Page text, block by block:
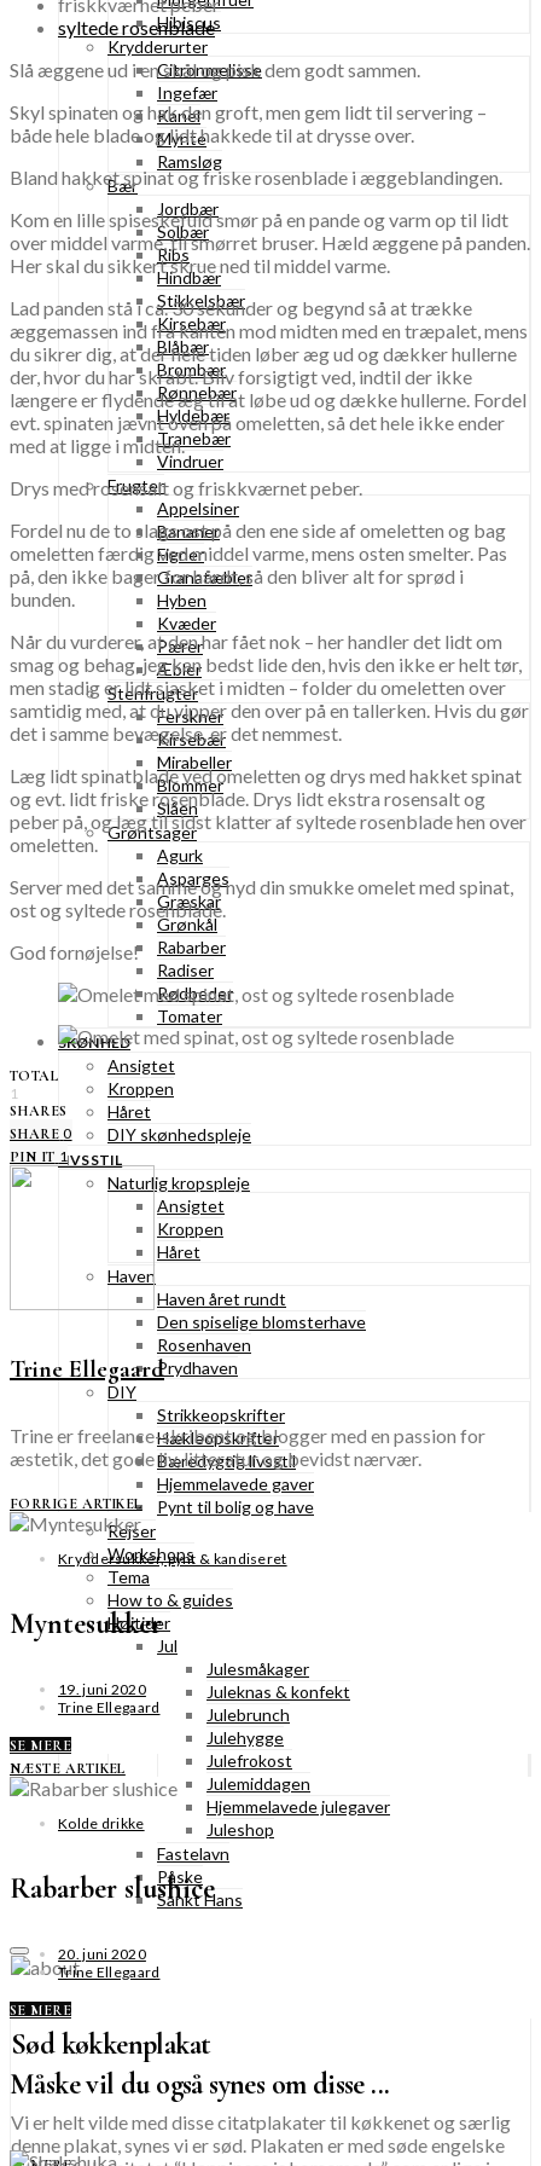
Hibiscus
Krydderurter
Citronmelisse
Ingefær
Kanel
Mynte
Ramsløg
Bær
Jordbær
Solbær
Ribs
Hindbær
Stikkelsbær
Kirsebær
Blåbær
Brombær
Rønnebær
Hyldebær
Tranebær
Vindruer
Frugter
Appelsiner
Bananer
Figner
Granatæbler
Hyben
Kvæder
Pærer
Æbler
Stenfrugter
Ferskner
Kirsebær
Mirabeller
Blommer
Slåen
Grøntsager
Agurk
Asparges
Græskar
Grønkål
Rabarber
Radiser
Rødbeder
Tomater
SKØNHED
Ansigtet
Kroppen
Håret
DIY skønhedspleje
LIVSSTIL
Naturlig kropspleje
Ansigtet
Kroppen
Håret
Haven
Haven året rundt
Den spiselige blomsterhave
Rosenhaven
Prydhaven
DIY
Strikkeopskrifter
Hækleopskrifter
Bæredygtig livsstil
Hjemmelavede gaver
Pynt til bolig og have
Rejser
Workshops
Tema
How to & guides
Højtider
Jul
Julesmåkager
Juleknas & konfekt
Julebrunch
Julehygge
Julefrokost
Julemiddagen
Hjemmelavede julegaver
Juleshop
Fastelavn
Påske
Sankt Hans
Sød køkkenplakat
Vi er helt vilde med disse citatplakater til køkkenet og særlig
denne plakat, synes vi er sød. Plakaten er med søde engelske
friskkværnet peber
syltede rosenblade
Slå æggene ud i en skål og pisk dem godt sammen.
Skyl spinaten og hak den groft, men gem lidt til servering –
både hele blade og lidt hakkede til at drysse over.
Bland hakket spinat og friske rosenblade i æggeblandingen.
Kom en lille spiseskefuld smør på en pande og varm op til lidt
over middel varme, til smørret bruser. Hæld æggene på panden.
Her skal du sikkert skrue ned til middel varme.
Lad panden stå i ca. 30 sekunder og begynd så at trække
æggemassen ind fra kanten mod midten med en træpalet, mens
du sikrer dig, at der hele tiden løber æg ud og dækker hullerne
der, hvor du har skrabt. Bliv forsigtigt ved, indtil der ikke
længere er flydende æg til at løbe ud og dække hullerne. Fordel
evt. spinaten jævnt oven på omeletten, så det hele ikke ender
med at ligge i midten.
Drys med rosensalt og friskkværnet peber.
Fordel nu de to slags ost på den ene side af omeletten og bag
omeletten færdig ved middel varme, mens osten smelter. Pas
på, den ikke bager for hårdt, så den bliver alt for sprød i
bunden.
Når du vurderer, at den har fået nok – her handler det lidt om
smag og behag, jeg kan bedst lide den, hvis den ikke er helt tør,
men stadig er lidt sjasket i midten – folder du omeletten over
samtidig med, at du vipper den over på en tallerken. Hvis du gør
det i samme bevægelse, er det nemmest.
Læg lidt spinatblade ved omeletten og drys med hakket spinat
og evt. lidt friske rosenblade. Drys lidt ekstra rosensalt og
peber på, og læg til sidst klatter af syltede rosenblade hen over
omeletten.
Server med det samme og nyd din smukke omelet med spinat,
ost og syltede rosenblade.
God fornøjelse!
TOTAL
1
SHARES
SHARE 0
PIN IT 1
Trine Ellegaard
Trine er freelance-skribent og blogger med en passion for
æstetik, det gode liv, litteratur og bevidst nærvær.
FORRIGE ARTIKEL
Kryddersukker, pynt & kandiseret
Myntesukker
19. juni 2020
Trine Ellegaard
SE MERE
NÆSTE ARTIKEL
Kolde drikke
Rabarber slushice
20. juni 2020
Trine Ellegaard
SE MERE
Måske vil du også synes om disse ...